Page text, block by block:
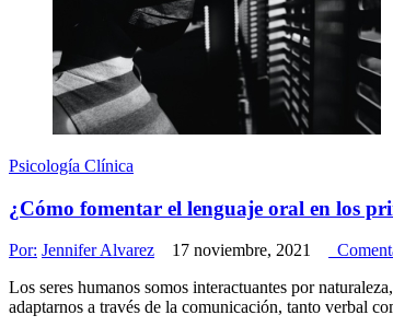
Psicología Clínica
¿Cómo fomentar el lenguaje oral en los
Por: Jennifer Alvarez 17 noviembre, 2021
Los seres humanos somos interactuantes por
adaptarnos a través de la comunicación, tanto verbal